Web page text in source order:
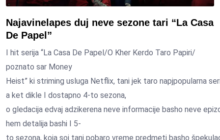
Najavinelapes duj neve sezone tari “La Casa
De Papel”
I hit serija “La Casa De Papel/O Kher Kerdo Taro Papiri/
poznato sar Money
Heist” ki striming usluga Netflix, tani jek taro napjpopularna
a ket dikle I dostapno 4-to sezona,
o gledacija edvaj adzikerena neve informacije basho neve
hem detalija bashi I 5-
to sezona, koja soj tani pobaro vreme predmeti basho